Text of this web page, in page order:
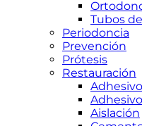
Tubos
Periodoncia
Prevención
Prótesis
Restauración
Aislación